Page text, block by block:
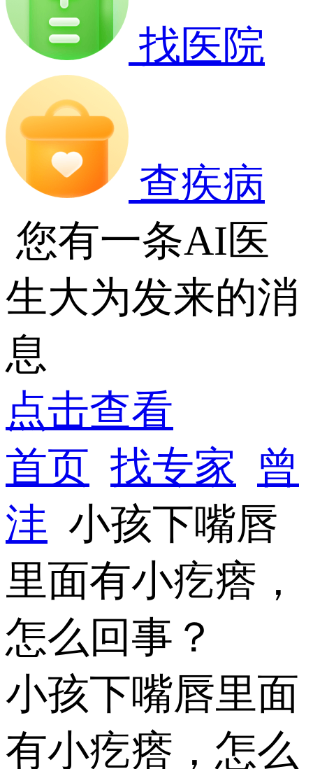
找医院
查疾病
您有一条AI医
生大为发来的消
息
点击查看
首页 找专家
曾
沣 小孩下嘴唇
里面有小疙瘩，
怎么回事？
小孩下嘴唇里面
有小疙瘩，怎么